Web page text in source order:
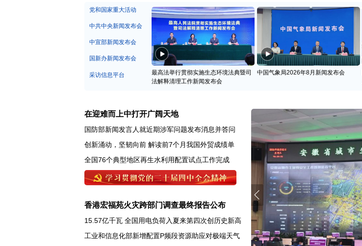
党和国家重大活动
中共中央新闻发布会
中宣部新闻发布会
国新办新闻发布会
采访信息平台
最高法举行贯彻实施生态环境法典暨司
法解释清理工作新闻发布会
中国气象局2026年8月新闻发布会
在迎难而上中打开广阔天地
国防部新闻发言人就近期涉军问题发布消息并答问
创新涌动，坚韧向前 解读前7个月我国外贸成绩单
全国76个典型地区再生水利用配置试点工作完成
香港宏福苑火灾跨部门调查最终报告公布
15.57亿千瓦 全国用电负荷入夏来第四次创历史新高
工业和信息化部新增配置P频段资源助应对极端天气